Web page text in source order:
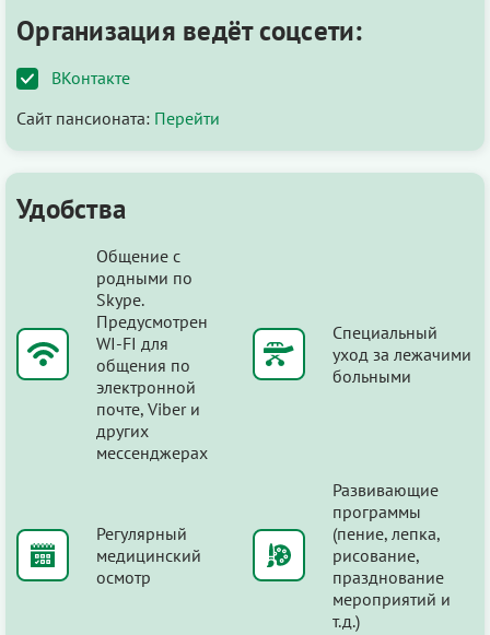
Организация ведёт соцсети:
ВКонтакте
Сайт пансионата: Перейти
Удобства
Общение с
родными по
Skype.
Предусмотрен
WI-FI для
общения по
электронной
почте, Viber и
других
мессенджерах
Специальный
уход за лежачими
больными
Регулярный
медицинский
осмотр
Развивающие
программы
(пение, лепка,
рисование,
празднование
мероприятий и
т.д.)